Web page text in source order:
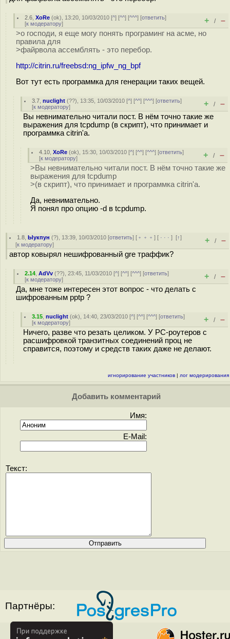
2.6 ,XoRe (ok), 13:20, 10/03/2010 [^] [^^] [^^^] [ответить]
[к модератору] + / –
>о господи, я еще могу понять програминг на асме, но
правила для
>файрвола ассемблять - это перебор.
http://citrin.ru/freebsd:ng_ipfw_ng_bpf
Вот тут есть программка для генерации таких вещей.
3.7 ,nuclight (??), 13:35, 10/03/2010 [^] [^^] [^^^] [ответить]
[к модератору] + / –
Вы невнимательно читали пост. В нём точно такие же
выражения для tcpdump (в скрипт), что принимает и
программка citrin'а.
4.10 ,XoRe (ok), 15:30, 10/03/2010 [^] [^^] [^^^] [ответить]
[к модератору] + / –
>Вы невнимательно читали пост. В нём точно такие же
выражения для tcpdump
>(в скрипт), что принимает и программка citrin'а.
Да, невнимательно.
Я понял про опцию -d в tcpdump.
1.8 ,Ыукпун (?), 13:39, 10/03/2010 [ответить] [ ﹢﹢﹢] [ · · ·][↑]
[к модератору] + / –
автор ковырял нешифрованный gre траффик?
2.14 ,AdVv (??), 23:45, 11/03/2010 [^] [^^] [^^^] [ответить]
[к модератору] + / –
Да, мне тоже интересен этот вопрос - что делать с
шифрованным pptp ?
3.15 ,nuclight (ok), 14:40, 23/03/2010 [^] [^^] [^^^] [ответить]
[к модератору] + / –
Ничего, разве что резать целиком. У PC-роутеров с
расшифровкой транзитных соединений проц не
справится, поэтому и средств таких даже не делают.
игнорирование участников | лог модерирования
Добавить комментарий
Имя:
E-Mail:
Текст:
Партнёры: